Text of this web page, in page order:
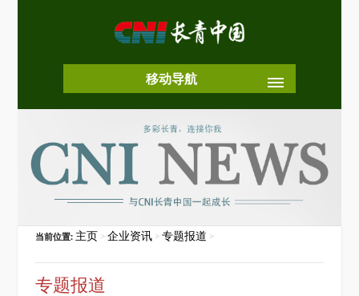
移动导航
当前位置: 主页 > 企业资讯 > 专题报道 >
专题报道